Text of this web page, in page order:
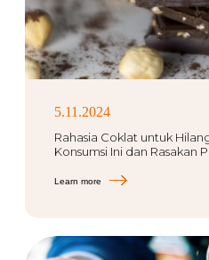
5.11.2024
Rahasia Coklat untuk
Konsumsi Ini dan Rasakan
Learn more